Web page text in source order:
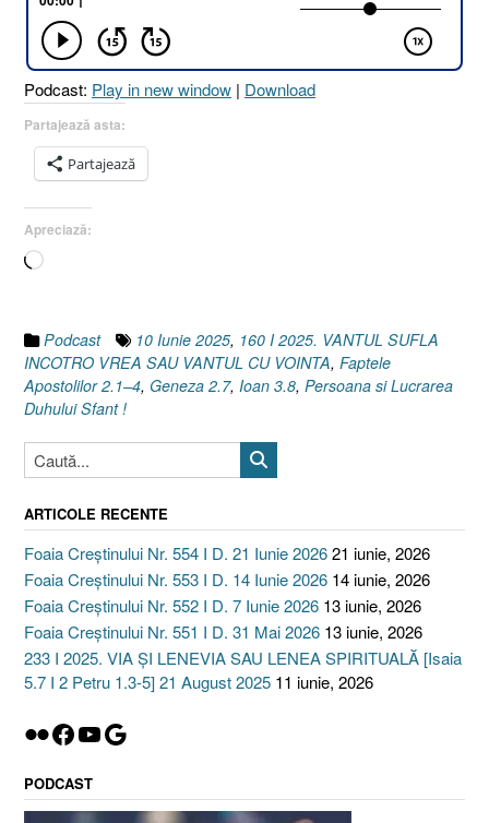
CU
VOINȚĂ
Geneza
2.7]
10
Podcast: Play in new window | Download
Partajează asta:
Partajează
Apreciază:
Încarc...
Podcast 10 Iunie 2025, 160 I 2025. VANTUL SUFLA
INCOTRO VREA SAU VANTUL CU VOINTA, Faptele
Apostolilor 2.1–4, Geneza 2.7, Ioan 3.8, Persoana si Lucrarea
Duhului Sfant !
ARTICOLE RECENTE
Foaia Creștinului Nr. 554 I D. 21 Iunie 202621 iunie, 2026
Foaia Creștinului Nr. 553 I D. 14 Iunie 2026 14 iunie, 2026
Foaia Creștinului Nr. 552 I D. 7 Iunie 2026 13 iunie, 2026
Foaia Creștinului Nr. 551 I D. 31 Mai 2026 13 iunie, 2026
233 I 2025. VIA ȘI LENEVIA SAU LENEA SPIRITUALĂ [Isaia
5.7 I 2 Petru 1.3-5] 21 August 2025 11 iunie, 2026
Flickr
Facebook
YouTube
Google
PODCAST